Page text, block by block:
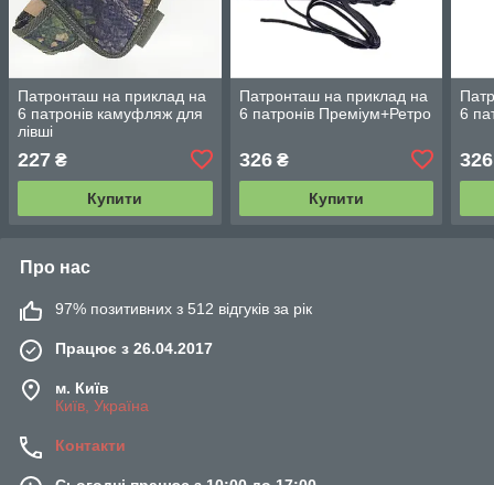
Патронташ на приклад на
6 патронів камуфляж для
лівші
227 ₴
Купити
Патронташ на приклад на
6 патронів Преміум+Ретро
326₴
Купити
6
326
Про нас
97% позитивних з 512 відгуків за рік
Працює з 26.04.2017
м. Київ
Київ, Україна
Контакти